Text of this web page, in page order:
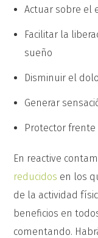
Actuar sobre el
Facilitar la
sueño
Disminuir el
Generar
Protector
En reactive
reducidos en los
de la actividad
beneficios en
comentando.